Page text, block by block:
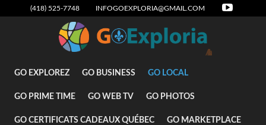
(418) 525-7748 INFOGOEXPLORIA@GMAIL.COM
Attraits
GO EXPLOREZ GO BUSINESS GO LOCAL
GO PRIME TIME GO WEB TV GO PHOTOS
GO CERTIFICATS CADEAUX QUÉBEC GO MARKETPLACE